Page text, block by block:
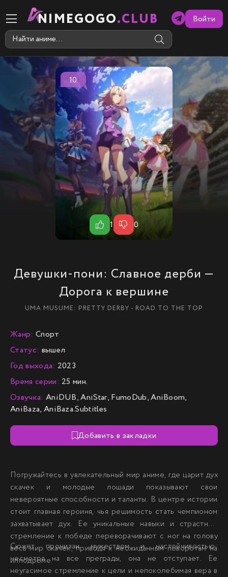
NIMEGOGO.CLUB Войти
Девушки-пони: Славное дерби —
Дорога к вершине
UMA MUSUME: PRETTY DERBY - ROAD TO THE TOP
10
1 0
Жанр: Спорт
Статус: вышел
Год выхода: 2023
Время серии: 25 мин.
Озвучка: AniDUB, AniStar, FumoDub, AniBoom,
AniBaza, AniBaza.Subtitles
Добавить в закладки
Погружайтесь в увлекательный мир аниме, где царит дух
скачек и молодые лошади показывают свои
невероятные способности и таланты. В центре истории
стоит главная героиня, чья решимость стать чемпионом
захватывает дух. Ее уникальные навыки и страстное
стремление к победе переворачивают с ног на голову
весь мир скачек, приводя к неожиданным поворотам на
ипподроме.
Сюжет пронизан мужеством и настойчивостью:
несмотря на все преграды, она не отступает. Ее
неугасимое стремление к цели и непоколебимая вера в